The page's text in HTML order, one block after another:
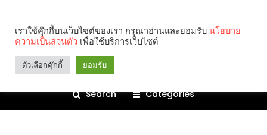
Search Categories
เราใช้คุ๊กกี้บนเว็บไซต์ของเรา กรุณาอ่านและยอมรับ นโยบาย
ความเป็นส่วนตัว เพื่อใช้บริการเว็บไซต์
ตัวเลือกคุ๊กกี้ ยอมรับ